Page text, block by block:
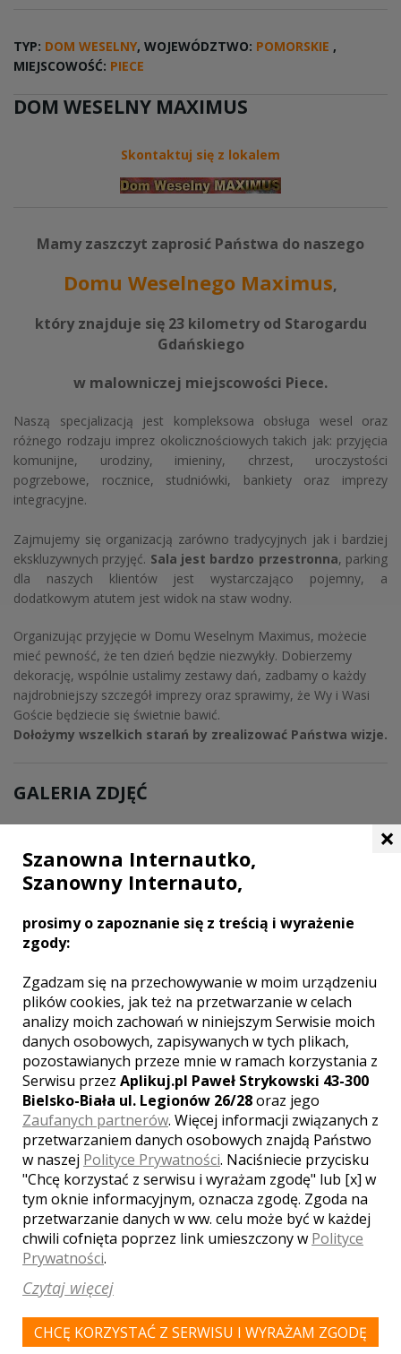
TYP: DOM WESELNY, WOJEWÓDZTWO: POMORSKIE ,
MIEJSCOWOŚĆ: PIECE
DOM WESELNY MAXIMUS
Skontaktuj się z lokalem
Mamy zaszczyt zaprosić Państwa do naszego
Domu Weselnego Maximus,
który znajduje się 23 kilometry od Starogardu
Gdańskiego
w malowniczej miejscowości Piece.
Naszą specjalizacją jest kompleksowa obsługa wesel oraz
różnego rodzaju imprez okolicznościowych takich jak: przyjęcia
komunijne, urodziny, imieniny, chrzest, uroczystości
pogrzebowe, rocznice, studniówki, bankiety oraz imprezy
integracyjne.
Zajmujemy się organizacją zarówno tradycyjnych jak i bardziej
ekskluzywnych przyjęć. Sala jest bardzo przestronna, parking
dla naszych klientów jest wystarczająco pojemny, a
dodatkowym atutem jest widok na staw wodny.
Organizując przyjęcie w Domu Weselnym Maximus, możecie
mieć pewność, że ten dzień będzie niezwykły. Dobierzemy
dekorację, wspólnie ustalimy zestawy dań, zadbamy o każdy
najdrobniejszy szczegół imprezy oraz sprawimy, że Wy i Wasi
Goście będziecie się świetnie bawić.
Dołożymy wszelkich starań by zrealizować Państwa wizje.
GALERIA ZDJĘĆ
MIEJSCOWOŚCI W POBLIŻU
Wesele Starogard Gdański, Wesele Iwiczno ,
Frank
Wesele Dąbrowa ,Wesele Kaliska
Wesele
Zblewo,Wesele Bytonia Wesele Mały Bukowiec
Wesele Czarna Woda, Wesele Łąg , Wesele Lubichowo,
Wesele Osowo Leśne,Wesele Cieciorka
Wesele
Chojnice
WASZA OCENA:
0.00
×
Szanowna Internautko,
Szanowny Internauto,
prosimy o zapoznanie się z treścią i wyrażenie
zgody:
Zgadzam się na przechowywanie w moim urządzeniu
plików cookies, jak też na przetwarzanie w celach
analizy moich zachowań w niniejszym Serwisie moich
danych osobowych, zapisywanych w tych plikach,
pozostawianych przeze mnie w ramach korzystania z
Serwisu przez Aplikuj.pl Paweł Strykowski 43-300
Bielsko-Biała ul. Legionów 26/28oraz jego
Zaufanych partnerów. Więcej informacji związanych z
przetwarzaniem danych osobowych znajdą Państwo
w naszej Polityce Prywatności. Naciśniecie przycisku
"Chcę korzystać z serwisu i wyrażam zgodę" lub [x] w
tym oknie informacyjnym, oznacza zgodę. Zgoda na
przetwarzanie danych w ww. celu może być w każdej
chwili cofnięta poprzez link umieszczony w Polityce
Prywatności.
Czytaj więcej
CHCĘ KORZYSTAĆ Z SERWISU I WYRAŻAM ZGODĘ